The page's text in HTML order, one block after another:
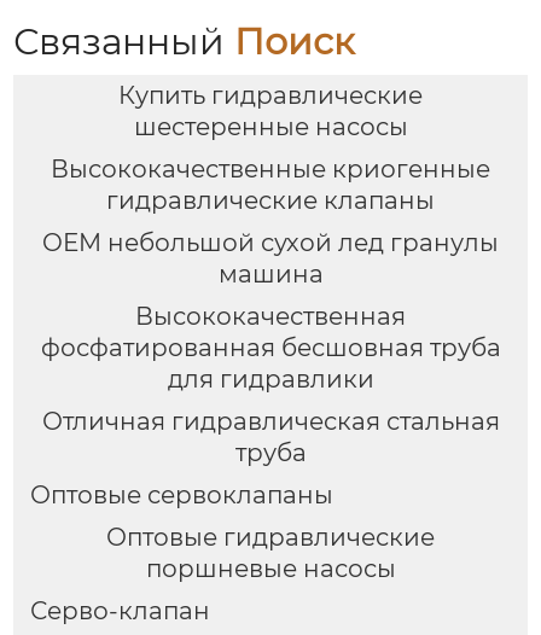
Связанный Поиск
Купить гидравлические
шестеренные насосы
Высококачественные криогенные
гидравлические клапаны
OEM небольшой сухой лед гранулы
машина
Высококачественная
фосфатированная бесшовная труба
для гидравлики
Отличная гидравлическая стальная
труба
Оптовые сервоклапаны
Оптовые гидравлические
поршневые насосы
Серво-клапан